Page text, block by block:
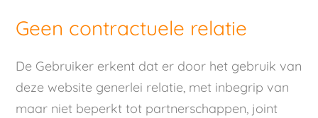
Geen contractuele relatie
De Gebruiker erkent dat er door het gebruik van
deze website generlei relatie, met inbegrip van
maar niet beperkt tot partnerschappen, joint